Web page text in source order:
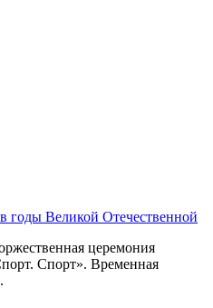
годы Великой Отечественной
церемония
Спорт». Временная